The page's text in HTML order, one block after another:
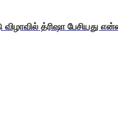
த்ரிஷா பேசியது